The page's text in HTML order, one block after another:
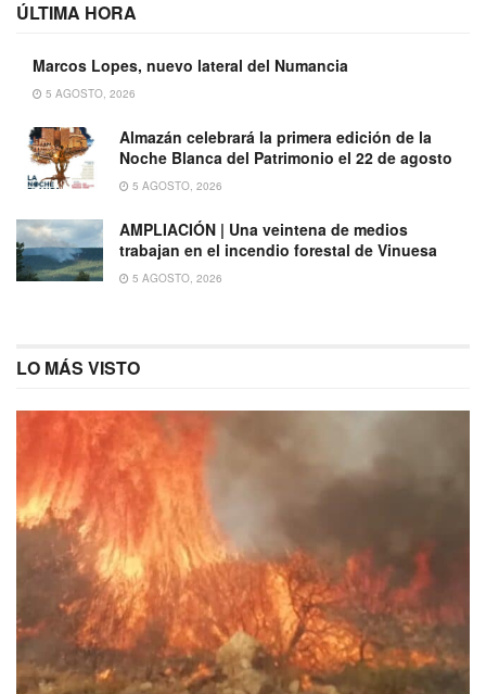
ÚLTIMA HORA
Marcos Lopes, nuevo lateral del Numancia
5 AGOSTO, 2026
Almazán celebrará la primera edición de la
Noche Blanca del Patrimonio el 22 de agosto
5 AGOSTO, 2026
AMPLIACIÓN | Una veintena de medios
trabajan en el incendio forestal de Vinuesa
5 AGOSTO, 2026
LO MÁS VISTO